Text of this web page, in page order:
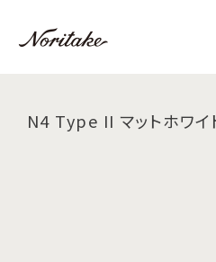
N4 Type II マットホワ